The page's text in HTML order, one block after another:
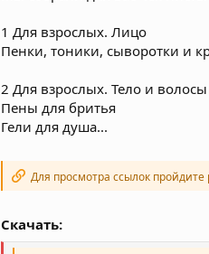
1 Для взрослых. Лицо
Пенки, тоники, сыворотки и
2 Для взрослых. Тело и волосы
Пены для бритья
Гели для душа...
Для просмотра ссылок
Скачать: